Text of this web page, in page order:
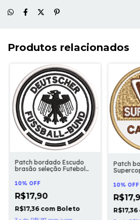
Produtos relacionados
Patch bordado Escudo
brasão seleção Futebol
7cm
10% OFF
R$17,90
R$17,36 com Boleto
Patch
10% OFF
R$17,36